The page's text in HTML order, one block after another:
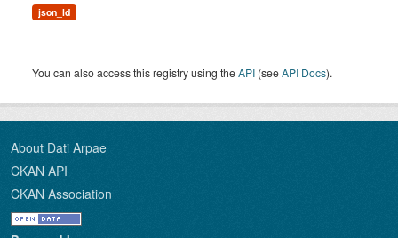
json_ld
You can also access this registry using theAPI (seeAPI Docs).
About Dati Arpae
CKAN API
CKAN Association